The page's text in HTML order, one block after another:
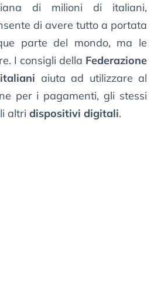
di milioni di italiani,
di avere tutto a portata
parte del mondo, ma le
I consigli della Federazione
aiuta ad utilizzare al
per i pagamenti, gli stessi
altri dispositivi digitali.